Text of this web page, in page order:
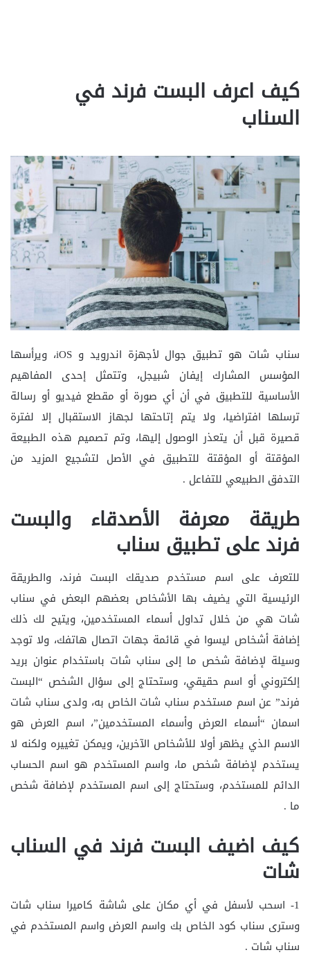
كيف اعرف البست فرند في
السناب
سناب شات هو تطبيق جوال لأجهزة اندرويد و iOS، ويرأسها
المؤسس المشارك إيفان شبيجل، وتتمثل إحدى المفاهيم
الأساسية للتطبيق في أن أي صورة أو مقطع فيديو أو رسالة
ترسلها افتراضيا، ولا يتم إتاحتها لجهاز الاستقبال إلا لفترة
قصيرة قبل أن يتعذر الوصول إليها، وتم تصميم هذه الطبيعة
المؤقتة أو المؤقتة للتطبيق في الأصل لتشجيع المزيد من
التدفق الطبيعي للتفاعل .
طريقة معرفة الأصدقاء والبست
فرند على تطبيق سناب
للتعرف على اسم مستخدم صديقك البست فرند، والطريقة
الرئيسية التي يضيف بها الأشخاص بعضهم البعض في سناب
شات هي من خلال تداول أسماء المستخدمين، ويتيح لك ذلك
إضافة أشخاص ليسوا في قائمة جهات اتصال هاتفك، ولا توجد
وسيلة لإضافة شخص ما إلى سناب شات باستخدام عنوان بريد
إلكتروني أو اسم حقيقي، وستحتاج إلى سؤال الشخص “البست
فرند” عن اسم مستخدم سناب شات الخاص به، ولدى سناب شات
اسمان “أسماء العرض وأسماء المستخدمين”، اسم العرض هو
الاسم الذي يظهر أولا للأشخاص الآخرين، ويمكن تغييره ولكنه لا
يستخدم لإضافة شخص ما، واسم المستخدم هو اسم الحساب
الدائم للمستخدم، وستحتاج إلى اسم المستخدم لإضافة شخص
ما .
كيف اضيف البست فرند في السناب
شات
1- اسحب لأسفل في أي مكان على شاشة كاميرا سناب شات
وسترى سناب كود الخاص بك واسم العرض واسم المستخدم في
سناب شات .